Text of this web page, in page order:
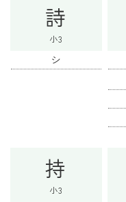
詩
小3
シ
持
小3